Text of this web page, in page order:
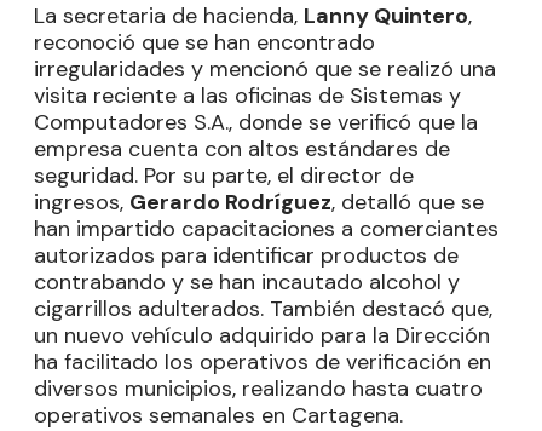
La secretaria de hacienda, Lanny Quintero,
reconoció que se han encontrado
irregularidades y mencionó que se realizó una
visita reciente a las oficinas de Sistemas y
Computadores S.A., donde se verificó que la
empresa cuenta con altos estándares de
seguridad. Por su parte, el director de
ingresos, Gerardo Rodríguez, detalló que se
han impartido capacitaciones a comerciantes
autorizados para identificar productos de
contrabando y se han incautado alcohol y
cigarrillos adulterados. También destacó que,
un nuevo vehículo adquirido para la Dirección
ha facilitado los operativos de verificación en
diversos municipios, realizando hasta cuatro
operativos semanales en Cartagena.